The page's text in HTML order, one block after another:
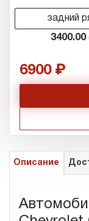
задний
3400.00
6900
Описание